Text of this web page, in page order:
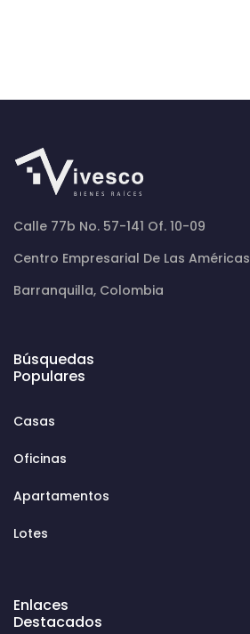
Calle 77b No. 57-141 Of. 10-09
Centro Empresarial De Las Américas
Barranquilla, Colombia
Búsquedas
Populares
Casas
Oficinas
Apartamentos
Lotes
Enlaces
Destacados